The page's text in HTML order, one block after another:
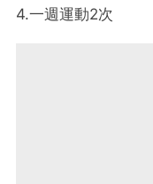
4.一週運動2次